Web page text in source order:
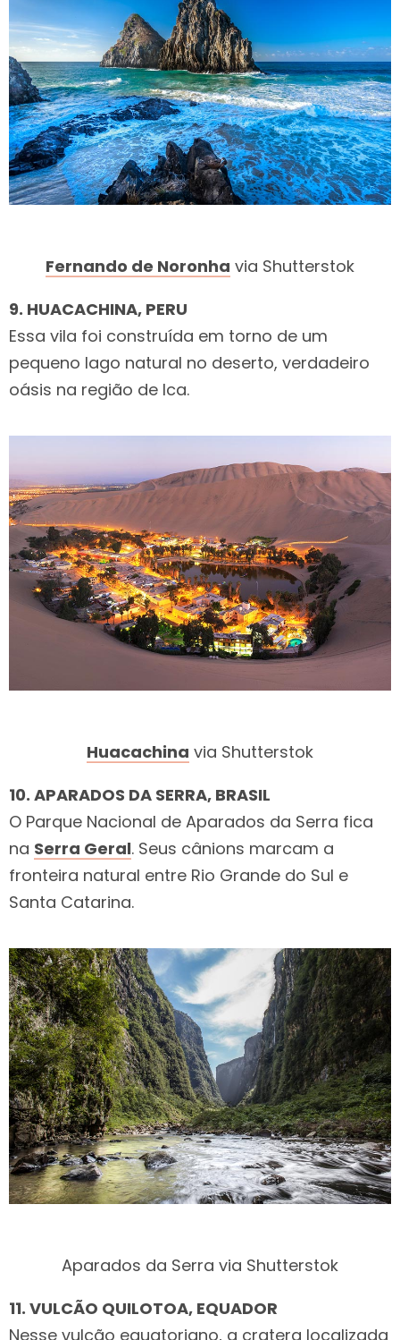
Fernando de Noronha via Shutterstok
9. HUACACHINA, PERU
Essa vila foi construída em torno de um
pequeno lago natural no deserto, verdadeiro
oásis na região de Ica.
Huacachina via Shutterstok
10. APARADOS DA SERRA, BRASIL
O Parque Nacional de Aparados da Serra fica
na Serra Geral. Seus cânions marcam a
fronteira natural entre Rio Grande do Sul e
Santa Catarina.
Aparados da Serra via Shutterstok
11. VULCÃO QUILOTOA, EQUADOR
Nesse vulcão equatoriano, a cratera localizada